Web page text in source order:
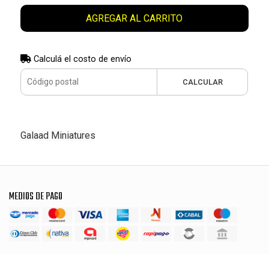
AGREGAR AL CARRITO
Calculá el costo de envío
CALCULAR
Galaad Miniatures
MEDIOS DE PAGO